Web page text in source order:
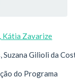
Kátia Zavarize
Suzana Gilioli da
do Programa